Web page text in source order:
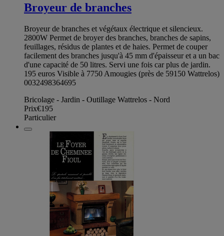
Broyeur de branches
Broyeur de branches et végétaux électrique et silencieux.
2800W Permet de broyer des branches, branches de sapins,
feuillages, résidus de plantes et de haies. Permet de couper
facilement des branches jusqu'à 45 mm d'épaisseur et a un bac
d'une capacité de 50 litres. Servi une fois car plus de jardin.
195 euros Visible à 7750 Amougies (près de 59150 Wattrelos)
0032498364695
Bricolage - Jardin - Outillage Wattrelos - Nord
Prix€195
Particulier